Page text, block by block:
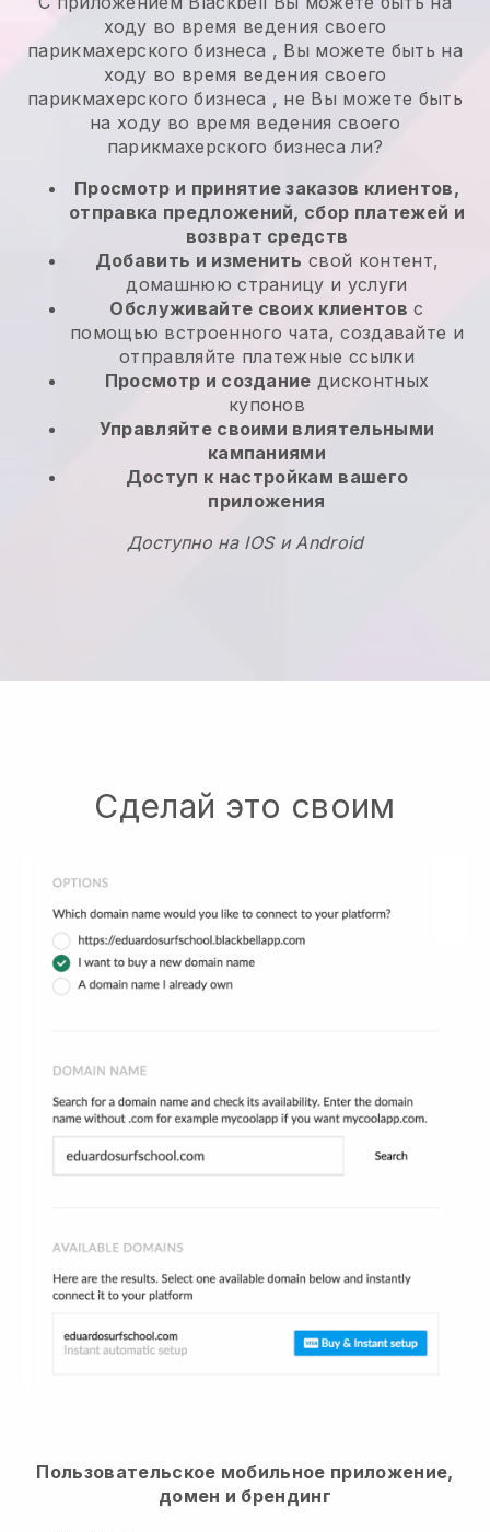
ходу во время ведения своего
парикмахерского бизнеса , Вы можете быть на
ходу во время ведения своего
парикмахерского бизнеса , не Вы можете быть
на ходу во время ведения своего
парикмахерского бизнеса ли?
Просмотр и принятие заказов клиентов,
отправка предложений, сбор платежей и
возврат средств
Добавить и изменить свой контент,
домашнюю страницу и услуги
Обслуживайте своих клиентов с
помощью встроенного чата, создавайте и
отправляйте платежные ссылки
Просмотр и создание дисконтных
купонов
Управляйте своими влиятельными
кампаниями
Доступ к настройкам вашего
приложения
Доступно на IOS и Android
Сделай это своим
Пользовательское мобильное приложение,
домен и брендинг